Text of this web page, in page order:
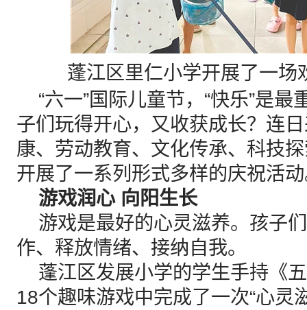
蓬江区里仁小学开展了一场
“六一”国际儿童节，“快乐”是最
子们玩得开心，又收获成长？连
康、劳动教育、文化传承、科技
开展了一系列形式多样的庆祝活
游戏润心 向阳生长
游戏是最好的心灵滋养。孩子
作、释放情绪、接纳自我。
蓬江区发展小学的学生手持《
18个趣味游戏中完成了一次“心灵